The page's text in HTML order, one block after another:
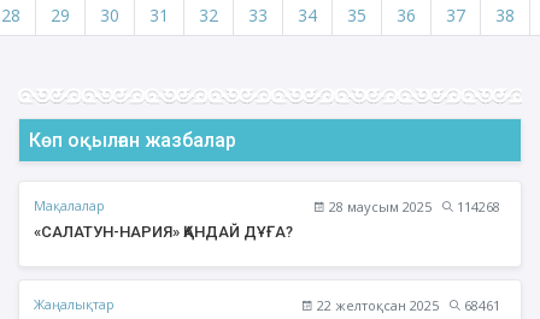
28 29 30 31 32 33 34 35 36 37 38
Көп оқылған жазбалар
Мақалалар 28 маусым 2025
114268
«САЛАТУН-НАРИЯ» ҚАНДАЙ ДҰҒА?
Жаңалықтар 22 желтоқсан 2025
68461